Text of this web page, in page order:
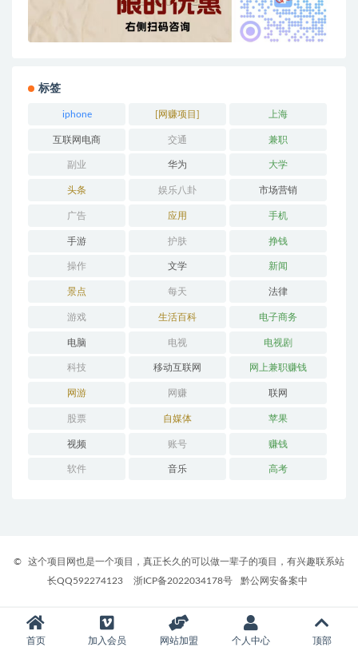
标签
iphone [网赚项目] 上海
互联网电商 交通 兼职
副业 华为 大学
头条 娱乐八卦 市场营销
广告 应用 手机
手游 护肤 挣钱
操作 文学 新闻
景点 每天 法律
游戏 生活百科 电子商务
电脑 电视 电视剧
科技 移动互联网 网上兼职赚钱
网游 网赚 联网
股票 自媒体 苹果
视频 账号 赚钱
软件 音乐 高考
©
这个项目网也是一个项目，真正长久的可以做一辈子的项目，有兴趣联系站
长QQ592274123
浙ICP备2022034178号 黔公网安备案中
首页 加入会员 网站加盟 个人中心 顶部